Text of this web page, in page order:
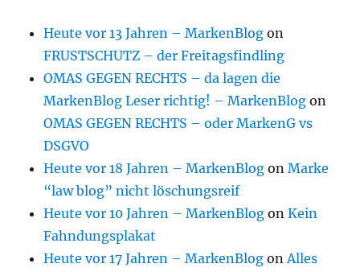
Heute vor 13 Jahren – MarkenBlog on
FRUSTSCHUTZ – der Freitagsfindling
OMAS GEGEN RECHTS – da lagen die
MarkenBlog Leser richtig! – MarkenBlog on
OMAS GEGEN RECHTS – oder MarkenG vs
DSGVO
Heute vor 18 Jahren – MarkenBlog onMarke
“law blog” nicht löschungsreif
Heute vor 10 Jahren – MarkenBlog onKein
Fahndungsplakat
Heute vor 17 Jahren – MarkenBlog onAlles